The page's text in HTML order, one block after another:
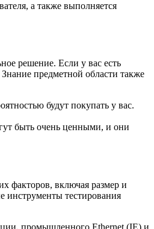
а также выполняется
решение. Если у вас есть
предметной области также
будут покупать у вас.
быть очень ценными, и они
факторов, включая размер и
инструменты тестирования
промышленного Ethernet (IE) и